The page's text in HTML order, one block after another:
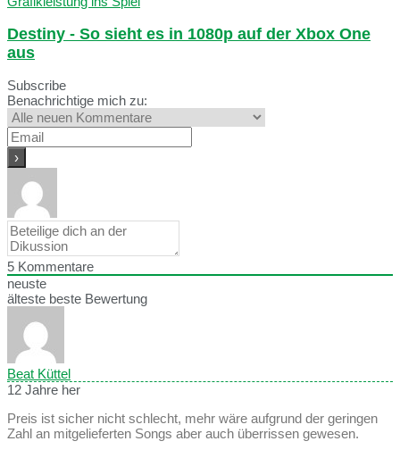
Destiny - So sieht es in 1080p auf der Xbox One
aus
Subscribe
Benachrichtige mich zu:
5 Kommentare
neuste
älteste beste Bewertung
Beat Küttel
12 Jahre her
Preis ist sicher nicht schlecht, mehr wäre aufgrund der geringen
Zahl an mitgelieferten Songs aber auch überrissen gewesen.